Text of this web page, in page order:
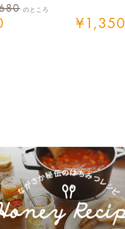
のところ
¥1,350